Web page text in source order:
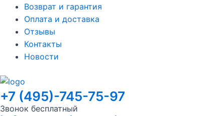
Возврат и гарантия
Оплата и доставка
Отзывы
Контакты
Новости
+7 (495)-745-75-97
Звонок бесплатный